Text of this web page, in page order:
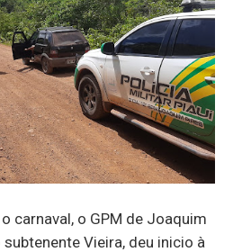
carnaval, o GPM de Joaquim
Vieira, deu inicio à